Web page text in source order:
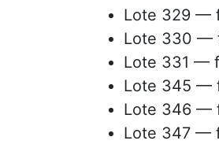
Lote 329 —
Lote 330 —
Lote 331 —
Lote 345 —
Lote 346 —
Lote 347 —